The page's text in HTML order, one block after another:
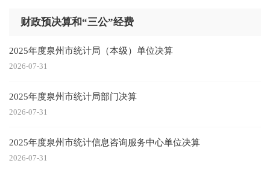
财政预决算和“三公”经费
2025年度泉州市统计局（本级）单位决算
2026-07-31
2025年度泉州市统计局部门决算
2026-07-31
2025年度泉州市统计信息咨询服务中心单位决算
2026-07-31